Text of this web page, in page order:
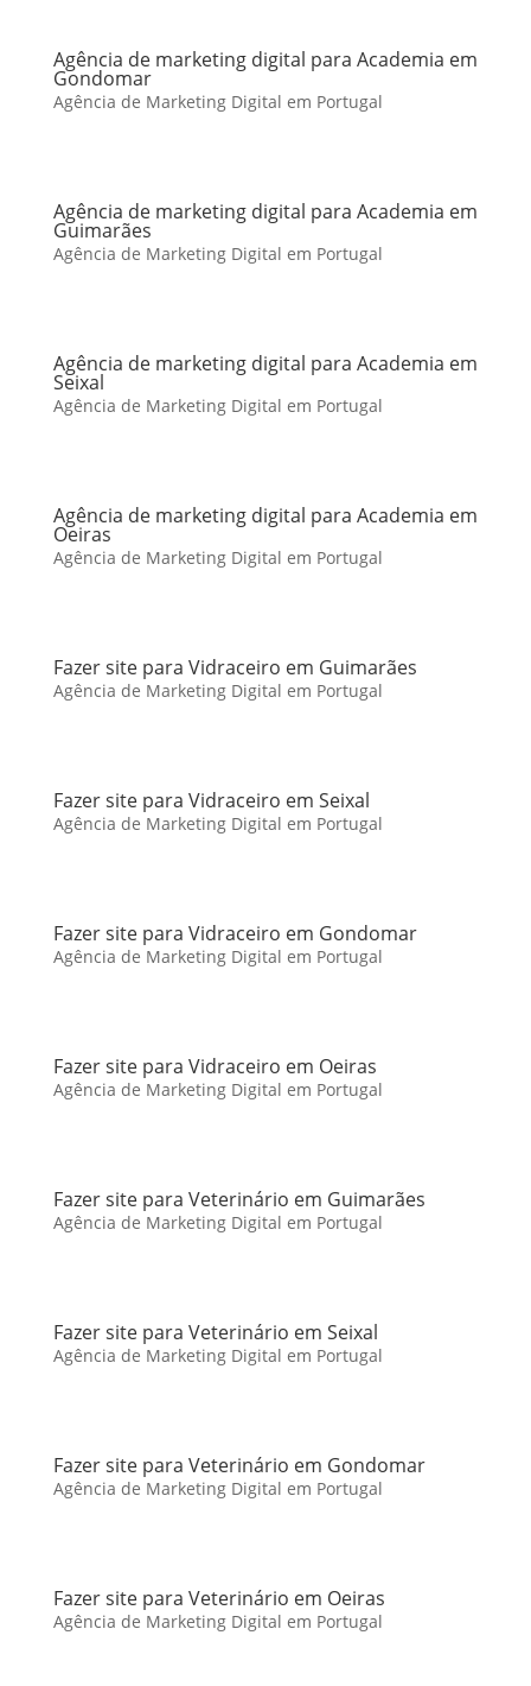
Agência de marketing digital para Academia em
Gondomar
Agência de Marketing Digital em Portugal
Agência de marketing digital para Academia em
Guimarães
Agência de Marketing Digital em Portugal
Agência de marketing digital para Academia em
Seixal
Agência de Marketing Digital em Portugal
Agência de marketing digital para Academia em
Oeiras
Agência de Marketing Digital em Portugal
Fazer site para Vidraceiro em Guimarães
Agência de Marketing Digital em Portugal
Fazer site para Vidraceiro em Seixal
Agência de Marketing Digital em Portugal
Fazer site para Vidraceiro em Gondomar
Agência de Marketing Digital em Portugal
Fazer site para Vidraceiro em Oeiras
Agência de Marketing Digital em Portugal
Fazer site para Veterinário em Guimarães
Agência de Marketing Digital em Portugal
Fazer site para Veterinário em Seixal
Agência de Marketing Digital em Portugal
Fazer site para Veterinário em Gondomar
Agência de Marketing Digital em Portugal
Fazer site para Veterinário em Oeiras
Agência de Marketing Digital em Portugal